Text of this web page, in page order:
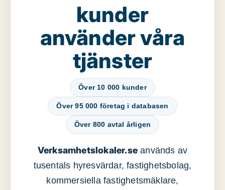
kunder
använder våra
tjänster
Över 10 000 kunder
Över 95 000 företag i databasen
Över 800 avtal årligen
Verksamhetslokaler.se används av
tusentals hyresvärdar, fastighetsbolag,
kommersiella fastighetsmäklare,